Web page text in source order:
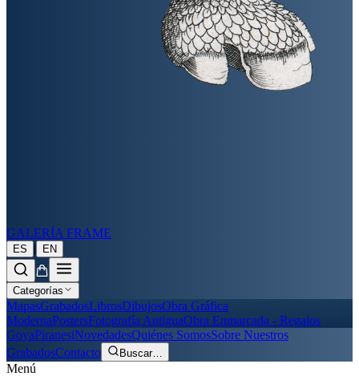
GALERÍA FRAME
ES | EN
Categorías
MapasGrabadosLibrosDibujosObra Gráfica
ModernaPostersFotografía AntiguaObra Enmarcada - Regalos
GoyaPiranesiNovedadesQuiénes SomosSobre Nuestros
GrabadosContacto Buscar…
Menú